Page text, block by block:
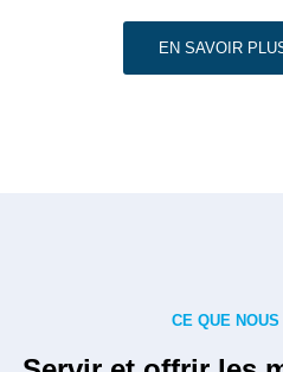
EN SAVOIR
CE QUE NOUS